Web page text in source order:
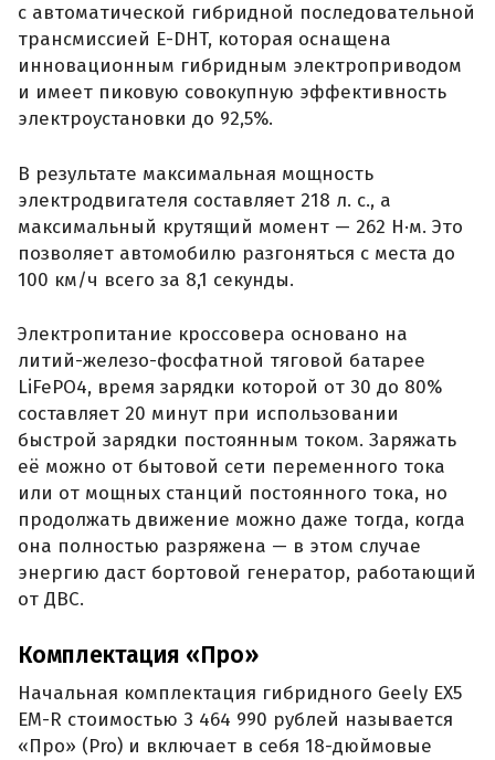
с автоматической гибридной последовательной
трансмиссией E-DHT, которая оснащена
инновационным гибридным электроприводом
и имеет пиковую совокупную эффективность
электроустановки до 92,5%.
В результате максимальная мощность
электродвигателя составляет 218 л. с., а
максимальный крутящий момент — 262 Н·м. Это
позволяет автомобилю разгоняться с места до
100 км/ч всего за 8,1 секунды.
Электропитание кроссовера основано на
литий-железо-фосфатной тяговой батарее
LiFePO4, время зарядки которой от 30 до 80%
составляет 20 минут при использовании
быстрой зарядки постоянным током. Заряжать
её можно от бытовой сети переменного тока
или от мощных станций постоянного тока, но
продолжать движение можно даже тогда, когда
она полностью разряжена — в этом случае
энергию даст бортовой генератор, работающий
от ДВС.
Комплектация «Про»
Начальная комплектация гибридного Geely EX5
EM-R стоимостью 3 464 990 рублей называется
«Про» (Pro) и включает в себя 18-дюймовые